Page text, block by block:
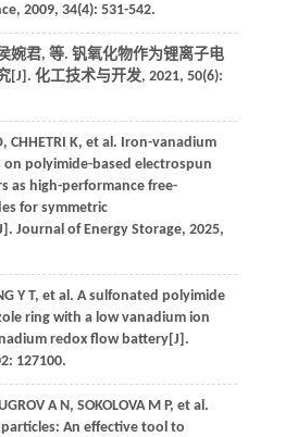
, 2009, 34(4): 531-542.
婉君, 等. 钒氧化物作为锂离子电
[J]. 化工技术与开发, 2021, 50(6):
, CHHETRI K, et al . Iron-vanadium
polyimide-based electrospun
as high-performance free-
for symmetric
Journal of Energy Storage, 2025,
Y T, et al . A sulfonated polyimide
ring with a low vanadium ion
redox flow battery[J].
: 127100.
A N, SOKOLOVA M P, et al .
An effective tool to